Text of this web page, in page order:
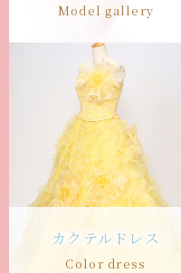
Model gallery
カクテルドレス
Color dress